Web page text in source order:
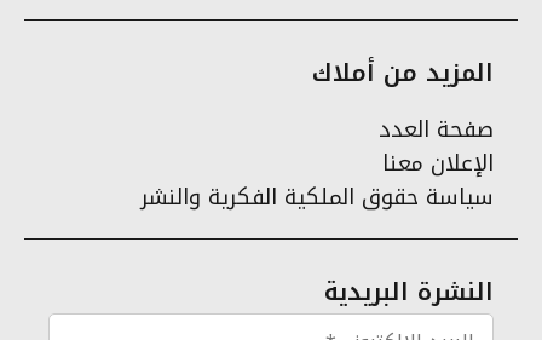
المزيد من أملاك
صفحة العدد
الإعلان معنا
سياسة حقوق الملكية الفكرية والنشر
النشرة البريدية